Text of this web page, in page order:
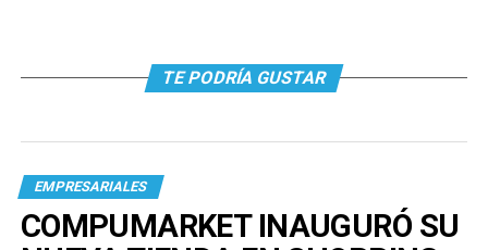
TE PODRÍA GUSTAR
EMPRESARIALES
COMPUMARKET INAUGURÓ SU